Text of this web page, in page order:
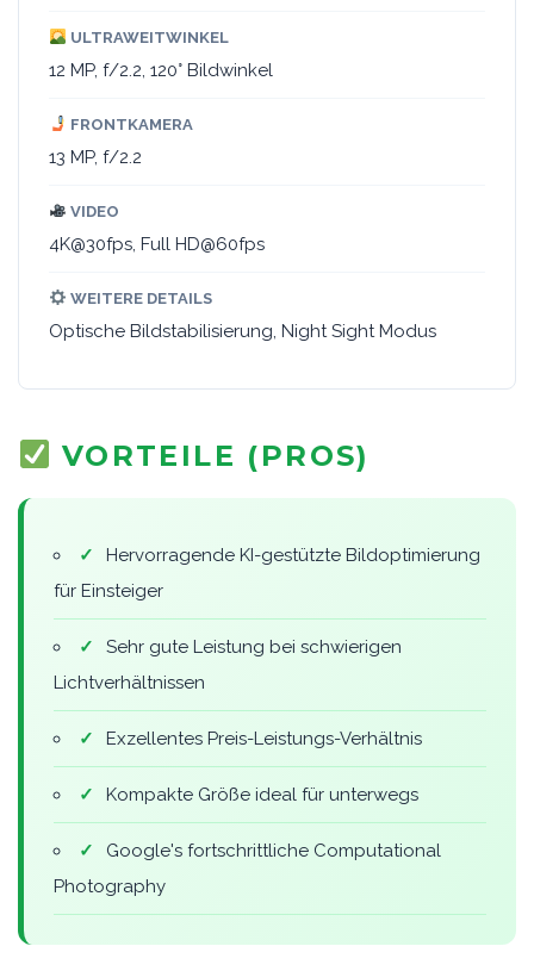
ULTRAWEITWINKEL
12 MP, f/2.2, 120° Bildwinkel
FRONTKAMERA
13 MP, f/2.2
VIDEO
4K@30fps, Full HD@60fps
WEITERE DETAILS
Optische Bildstabilisierung, Night Sight Modus
VORTEILE (PROS)
✓
Hervorragende KI-gestützte Bildoptimierung
für Einsteiger
✓
Sehr gute Leistung bei schwierigen
Lichtverhältnissen
✓ Exzellentes Preis-Leistungs-Verhältnis
✓ Kompakte Größe ideal für unterwegs
✓
Google's fortschrittliche Computational
Photography